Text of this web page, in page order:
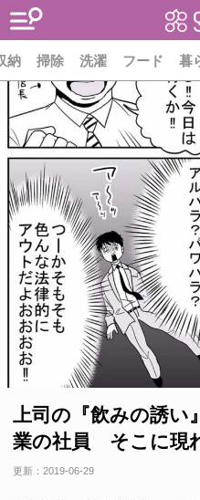
納 掃除 洗濯 フード 暮
上司の『飲みの誘い
業の社員 そこに現
更新： 2019-06-29